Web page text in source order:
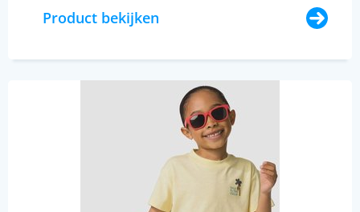
Product bekijken